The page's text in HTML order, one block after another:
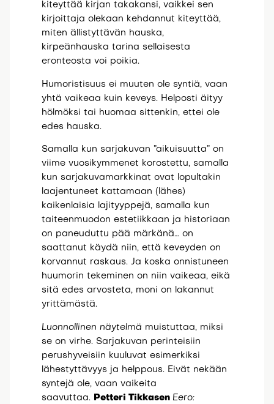
kiteyttää kirjan takakansi, vaikkei sen
kirjoittaja olekaan kehdannut kiteyttää,
miten ällistyttävän hauska,
kirpeänhauska tarina sellaisesta
eronteosta voi poikia.
Humoristisuus ei muuten ole syntiä, vaan
yhtä vaikeaa kuin keveys. Helposti äityy
hölmöksi tai huomaa sittenkin, ettei ole
edes hauska.
Samalla kun sarjakuvan ”aikuisuutta” on
viime vuosikymmenet korostettu, samalla
kun sarjakuvamarkkinat ovat lopultakin
laajentuneet kattamaan (lähes)
kaikenlaisia lajityyppejä, samalla kun
taiteenmuodon estetiikkaan ja historiaan
on paneuduttu pää märkänä… on
saattanut käydä niin, että keveyden on
korvannut raskaus. Ja koska onnistuneen
huumorin tekeminen on niin vaikeaa, eikä
sitä edes arvosteta, moni on lakannut
yrittämästä.
Luonnollinen näytelmä muistuttaa, miksi
se on virhe. Sarjakuvan perinteisiin
perushyveisiin kuuluvat esimerkiksi
lähestyttävyys ja helppous. Eivät nekään
syntejä ole, vaan vaikeita
saavuttaa. Petteri Tikkasen Eero: